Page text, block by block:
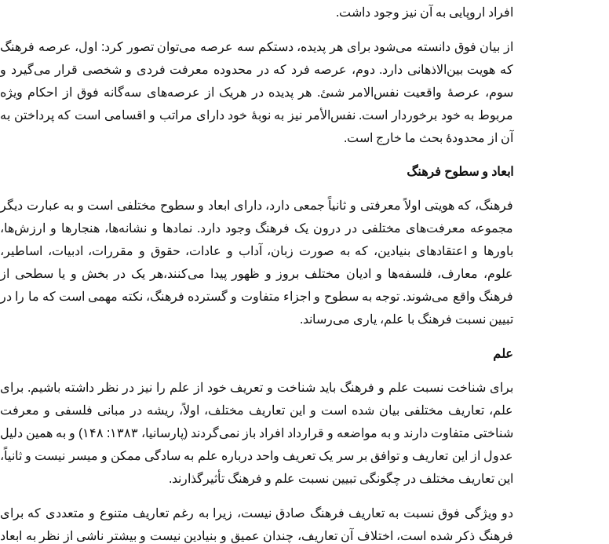
افراد اروپایى به آن نیز وجود داشت.
از بیان فوق دانسته مى‏‌شود براى هر پدیده، دستکم سه عرصه مى‏‌توان تصور کرد: اول، عرصه فرهنگ
که هویت بین‏‌الاذهانى دارد. دوم، عرصه فرد که در محدوده معرفت فردى و شخصى قرار مى‏‌گیرد و
سوم، عرصۀ واقعیت نفس‌‏الامر شىئ. هر پدیده در هریک از عرصه‏‌هاى سه‌گانه ‏فوق از احکام ویژه
مربوط به خود برخوردار است. نفس‌الأمر نیز به نوبۀ خود داراى مراتب و اقسامى است که پرداختن به
آن از محدودۀ بحث ما خارج است.
ابعاد و سطوح فرهنگ‏
فرهنگ، که هویتى اولاً معرفتى و ثانیاً جمعى دارد، داراى ابعاد و سطوح مختلفی است و به عبارت دیگر
مجموعه معرفت‏‌های مختلفى در درون یک فرهنگ وجود دارد. نمادها و نشانه‏‌ها، هنجارها و ارزش‏‌ها،
باورها و اعتقادهاى بنیادین، که به صورت زبان‏، آداب ‏و عادات، حقوق و مقررات، ادبیات، اساطیر،
علوم، معارف، فلسفه‏‌ها و ادیان مختلف بروز و ظهور پیدا مى‏‌کنند،هر یک در بخش و یا سطحى از
فرهنگ واقع مى‏‌شوند. توجه به سطوح و اجزاء متفاوت و گسترده فرهنگ، نکته مهمى است که ما را در
تبیین نسبت فرهنگ با علم، یارى مى‏‌رساند.
علم‏
براى شناخت نسبت علم و فرهنگ باید شناخت و تعریف خود از علم را نیز در نظر داشته باشیم. براى
علم، تعاریف مختلفى بیان شده است و این تعاریف مختلف، اولاً، ریشه در مبانى فلسفى و معرفت
شناختى متفاوت دارند و به مواضعه و قرارداد افراد باز نمى‌‏گردند (پارسانیا، ۱۳۸۳: ۱۴۸) و به همین دلیل
عدول از این تعاریف و توافق بر سر یک تعریف واحد درباره علم به سادگى ممکن و میسر نیست و ثانیاً،
این تعاریف مختلف در چگونگى تبیین نسبت علم و فرهنگ تأثیرگذارند.
دو ویژگى فوق نسبت به تعاریف فرهنگ صادق نیست، زیرا به رغم تعاریف متنوع و متعددى که براى
فرهنگ ذکر‌ شده است، اختلاف ‏آن تعاریف، چندان عمیق و بنیادین نیست و بیشتر ناشى از نظر به ابعاد